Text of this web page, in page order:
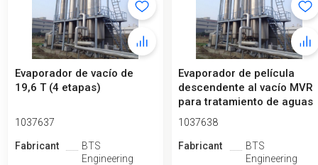
Evaporador de vacío de
19,6 T (4 etapas)
1037637
Fabricant
BTS
Engineering
Evaporador de película
descendente al vacío MVR
para tratamiento de aguas
res...
1037638
Fabricant
BTS
Engineering